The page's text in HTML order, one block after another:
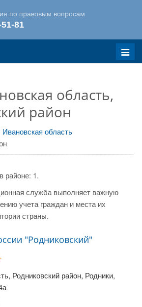
Меню
область,
район
Ивановская область
районе: 1.
служба выполняет важную
учета граждан и места их
страны.
"Родниковский"
Родниковский район, Родники,